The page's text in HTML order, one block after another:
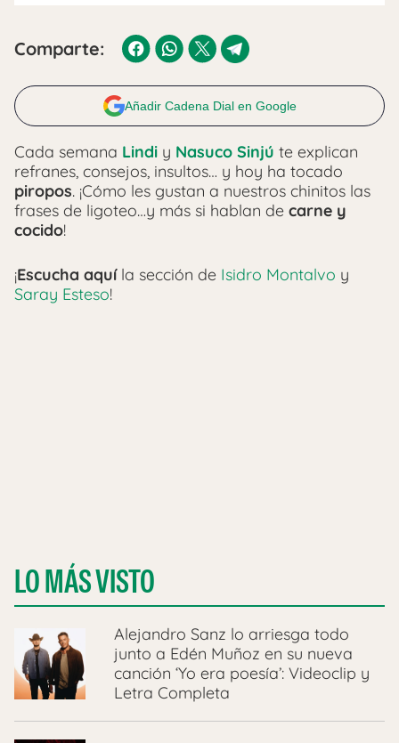
Comparte:
Añadir Cadena Dial en Google
Cada semana Lindi y Nasuco Sinjú te explican
refranes, consejos, insultos… y hoy ha tocado
piropos. ¡Cómo les gustan a nuestros chinitos las
frases de ligoteo…y más si hablan de carne y
cocido!
¡Escucha aquíla sección de Isidro Montalvo y
Saray Esteso!
LO MÁS VISTO
Alejandro Sanz lo arriesga todo
junto a Edén Muñoz en su nueva
canción ‘Yo era poesía’: Videoclip y
Letra Completa